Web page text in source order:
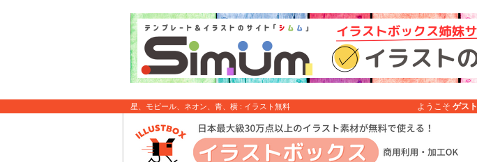
星、モビール、ネオン、青、横 : イラスト無料 ようこそ ゲスト